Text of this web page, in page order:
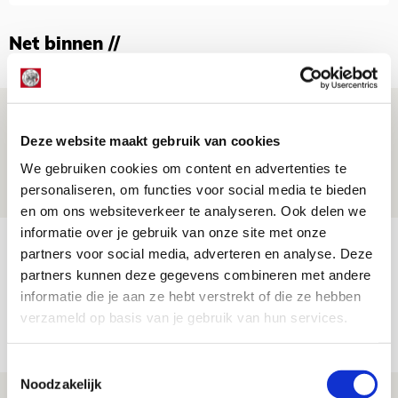
Deze website maakt gebruik van cookies
We gebruiken cookies om content en advertenties te
personaliseren, om functies voor social media te bieden
en om ons websiteverkeer te analyseren. Ook delen we
informatie over je gebruik van onze site met onze
partners voor social media, adverteren en analyse. Deze
partners kunnen deze gegevens combineren met andere
informatie die je aan ze hebt verstrekt of die ze hebben
verzameld op basis van je gebruik van hun services.
Noodzakelijk
Net binnen //
mijn hoofd spoken’
07 AUGUSTUS 2026 - 20:02
NIEUWS
Míchel geeft blessure-update en
spreekt over Godts, Baas en
aanwinsten
07 AUGUSTUS 2026 - 14:13
NIEUWS